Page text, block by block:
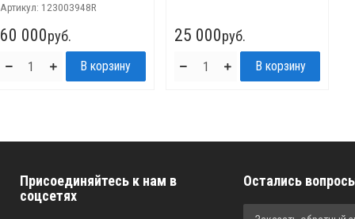
Артикул: 123003948R
60 000руб. 25 000руб.
Присоединяйтесь к нам в
соцсетях
Остались